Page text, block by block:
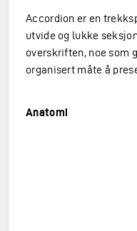
Accordion er en
utvide og lukke
overskriften, noe som
organisert måte å
Anatomi